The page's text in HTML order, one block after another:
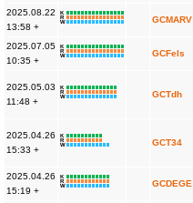
2025.08.22
13:58 +
K
R
W
GCMARV
2025.07.05
10:35 +
K
R
W
GCFels
2025.05.03
11:48 +
K
R
W
GCTdh
2025.04.26
15:33 +
K
R
W
GCT34
2025.04.26
15:19 +
K
R
W
GCDEGE